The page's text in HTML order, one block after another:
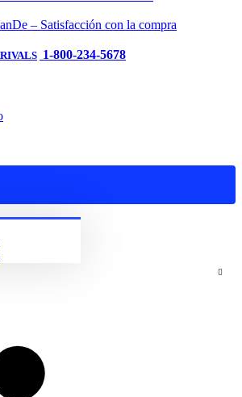
– Satisfacción con la compra
1-800-234-5678